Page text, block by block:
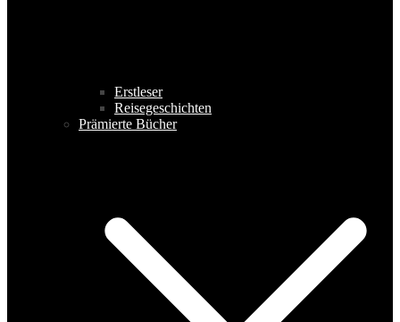
Erstleser
Reisegeschichten
Prämierte Bücher